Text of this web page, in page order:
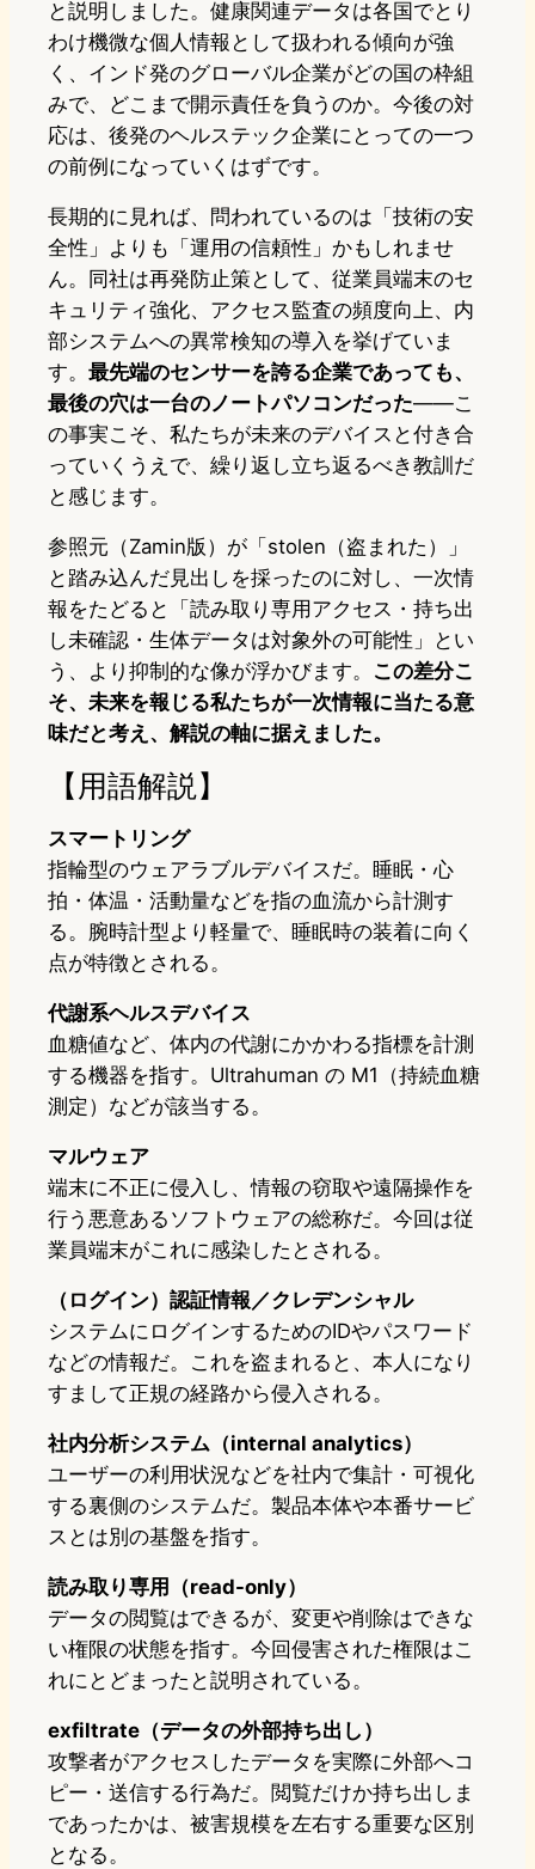
と説明しました。健康関連データは各国でとり
わけ機微な個人情報として扱われる傾向が強
く、インド発のグローバル企業がどの国の枠組
みで、どこまで開示責任を負うのか。今後の対
応は、後発のヘルステック企業にとっての一つ
の前例になっていくはずです。
長期的に見れば、問われているのは「技術の安
全性」よりも「運用の信頼性」かもしれませ
ん。同社は再発防止策として、従業員端末のセ
キュリティ強化、アクセス監査の頻度向上、内
部システムへの異常検知の導入を挙げていま
す。 最先端のセンサーを誇る企業であっても、
最後の穴は一台のノートパソコンだった——こ
の事実こそ、私たちが未来のデバイスと付き合
っていくうえで、繰り返し立ち返るべき教訓だ
と感じます。
参照元（Zamin版）が「stolen（盗まれた）」
と踏み込んだ見出しを採ったのに対し、一次情
報をたどると「読み取り専用アクセス・持ち出
し未確認・生体データは対象外の可能性」とい
う、より抑制的な像が浮かびます。 この差分こ
そ、未来を報じる私たちが一次情報に当たる意
味だと考え、解説の軸に据えました。
【用語解説】
スマートリング
指輪型のウェアラブルデバイスだ。睡眠・心
拍・体温・活動量などを指の血流から計測す
る。腕時計型より軽量で、睡眠時の装着に向く
点が特徴とされる。
代謝系ヘルスデバイス
血糖値など、体内の代謝にかかわる指標を計測
する機器を指す。Ultrahuman の M1（持続血糖
測定）などが該当する。
マルウェア
端末に不正に侵入し、情報の窃取や遠隔操作を
行う悪意あるソフトウェアの総称だ。今回は従
業員端末がこれに感染したとされる。
（ログイン）認証情報／クレデンシャル
システムにログインするためのIDやパスワード
などの情報だ。これを盗まれると、本人になり
すまして正規の経路から侵入される。
社内分析システム（internal analytics）
ユーザーの利用状況などを社内で集計・可視化
する裏側のシステムだ。製品本体や本番サービ
スとは別の基盤を指す。
読み取り専用（read-only）
データの閲覧はできるが、変更や削除はできな
い権限の状態を指す。今回侵害された権限はこ
れにとどまったと説明されている。
exfiltrate（データの外部持ち出し）
攻撃者がアクセスしたデータを実際に外部へコ
ピー・送信する行為だ。閲覧だけか持ち出しま
であったかは、被害規模を左右する重要な区別
となる。